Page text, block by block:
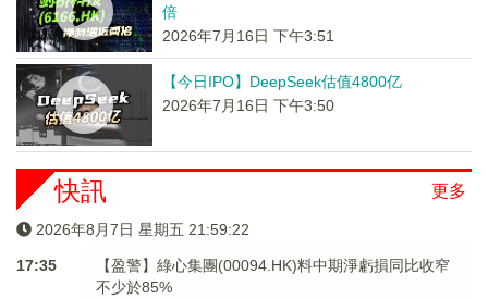
倍
2026年7月16日 下午3:51
【今日IPO】DeepSeek估值4800亿
2026年7月16日 下午3:50
更多
快訊
2026年8月7日 星期五 21:59:22
17:35
【盈警】綠心集團(00094.HK)料中期淨虧損同比收窄
不少於85%